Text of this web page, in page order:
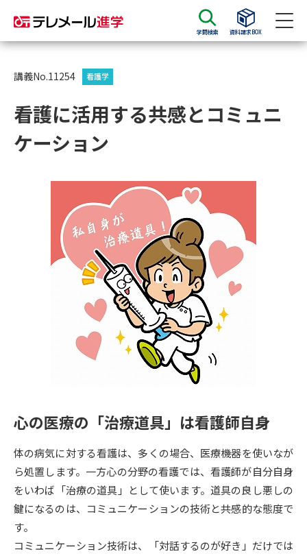
学問検索 資料請求BOX
資料請求
大学・短大の資料種類から請求
総合型選抜・学校推薦型選抜 募
大学入学共通テスト利用選抜の
募集要項＆願書
大学・短大以外の資料から請求
専門学校の資料請求 大学院の資料請求
留学・進学関連、塾・予備校
大学入学共通テスト「受験案
内」の請求
高等学校卒業程度認定試験
幼稚園教員資格認定試験 小学校教員資格認定試験
高等学校（情報）教員資格認定
試験
大学研究 大学検索
講義No.11254 看護学
看護に活用する共感とコミュニ
ケーション
心の医療の「治療道具」は看護師自身
体の病気に対する看護は、多くの場合、医療機器を使いなが
ら処置します。一方心の分野の看護では、看護師が自分自身
をいわば「治療の道具」として使います。道具の良し悪しの
鍵になるのは、コミュニケーションの技術と共感的な態度で
す。
コミュニケーション技術は、「対話するのが好き」だけでは